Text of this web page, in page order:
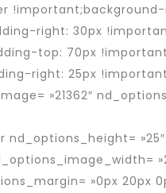
right: 30px
top: 70px
right: 25px
»21362″
»0px 20px